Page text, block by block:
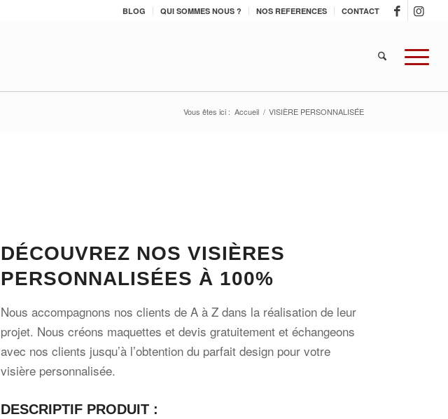
BLOG QUI SOMMES NOUS ? NOS REFERENCES CONTACT
Vous êtes ici : Accueil / VISIÈRE PERSONNALISÉE
DÉCOUVREZ NOS VISIÈRES
PERSONNALISÉES À 100%
Nous accompagnons nos clients de A à Z dans la réalisation de leur
projet. Nous créons maquettes et devis gratuitement et échangeons
avec nos clients jusqu’à l’obtention du parfait design pour votre
visière personnalisée.
DESCRIPTIF PRODUIT :